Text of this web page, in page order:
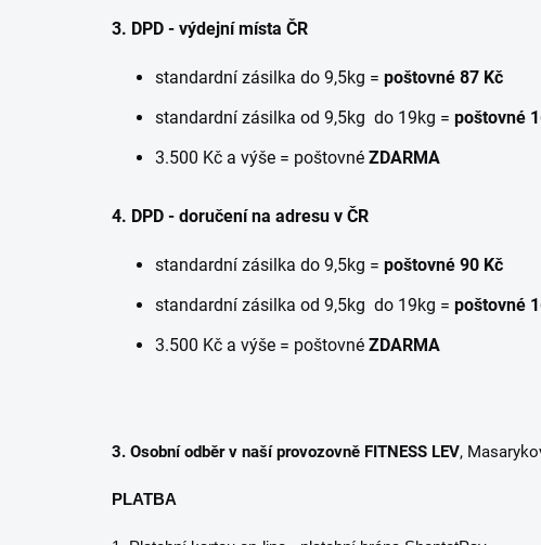
3. DPD - výdejní místa ČR
standardní zásilka do 9,5kg = poštovné 87 Kč
standardní zásilka od 9,5kg do 19kg = poštovné
3.500 Kč a výše = poštovné ZDARMA
4. DPD - doručení na adresu v ČR
standardní zásilka do 9,5kg = poštovné 90 Kč
standardní zásilka od 9,5kg do 19kg = poštovné
3.500 Kč a výše = poštovné ZDARMA
3. Osobní odběr v naší provozovně FITNESS LEV,
PLATBA